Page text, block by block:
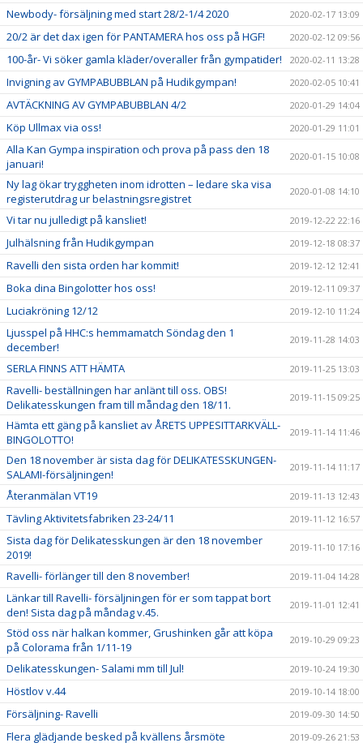
Newbody- försäljning med start 28/2-1/4 2020 2020-02-17 13:09
20/2 är det dax igen för PANTAMERA hos oss på HGF! 2020-02-12 09:56
100-år- Vi söker gamla kläder/overaller från gympatider! 2020-02-11 13:28
Invigning av GYMPABUBBLAN på Hudikgympan! 2020-02-05 10:41
AVTÄCKNING AV GYMPABUBBLAN 4/2 2020-01-29 14:04
Köp Ullmax via oss! 2020-01-29 11:01
Alla Kan Gympa inspiration och prova på pass den 18
januari!
2020-01-15 10:08
Ny lag ökar tryggheten inom idrotten – ledare ska visa
registerutdrag ur belastningsregistret
2020-01-08 14:10
Vi tar nu julledigt på kansliet! 2019-12-22 22:16
Julhälsning från Hudikgympan 2019-12-18 08:37
Ravelli den sista orden har kommit! 2019-12-12 12:41
Boka dina Bingolotter hos oss! 2019-12-11 09:37
Luciakröning 12/12 2019-12-10 11:24
Ljusspel på HHC:s hemmamatch Söndag den 1
december!
2019-11-28 14:03
SERLA FINNS ATT HÄMTA 2019-11-25 13:03
Ravelli- beställningen har anlänt till oss. OBS!
Delikatesskungen fram till måndag den 18/11.
2019-11-15 09:25
Hämta ett gäng på kansliet av ÅRETS UPPESITTARKVÄLL-
BINGOLOTTO!
2019-11-14 11:46
Den 18 november är sista dag för DELIKATESSKUNGEN-
SALAMI-försäljningen!
2019-11-14 11:17
Återanmälan VT19 2019-11-13 12:43
Tävling Aktivitetsfabriken 23-24/11 2019-11-12 16:57
Sista dag för Delikatesskungen är den 18 november
2019!
2019-11-10 17:16
Ravelli- förlänger till den 8 november! 2019-11-04 14:28
Länkar till Ravelli- försäljningen för er som tappat bort
den! Sista dag på måndag v.45.
2019-11-01 12:41
Stöd oss när halkan kommer, Grushinken går att köpa
på Colorama från 1/11-19
2019-10-29 09:23
Delikatesskungen- Salami mm till Jul! 2019-10-24 19:30
Höstlov v.44 2019-10-14 18:00
Försäljning- Ravelli 2019-09-30 14:50
Flera glädjande besked på kvällens årsmöte 2019-09-26 21:53